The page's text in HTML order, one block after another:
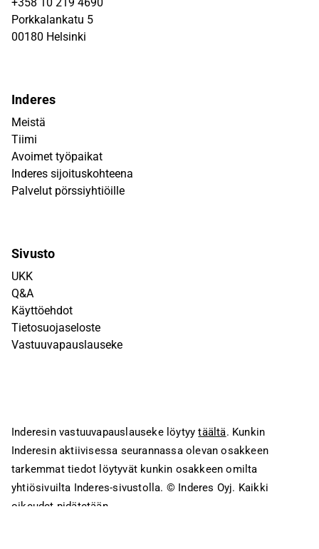
Porkkalankatu 5
00180 Helsinki
Inderes
Meistä
Tiimi
Avoimet työpaikat
Inderes sijoituskohteena
Palvelut pörssiyhtiöille
Sivusto
UKK
Q&A
Käyttöehdot
Tietosuojaseloste
Vastuuvapauslauseke
Inderesin vastuuvapauslauseke löytyytäältä. Kunkin
Inderesin aktiivisessa seurannassa olevan osakkeen
tarkemmat tiedot löytyvät kunkin osakkeen omilta
yhtiösivuilta Inderes-sivustolla. © Inderes Oyj. Kaikki
oikeudet pidätetään.